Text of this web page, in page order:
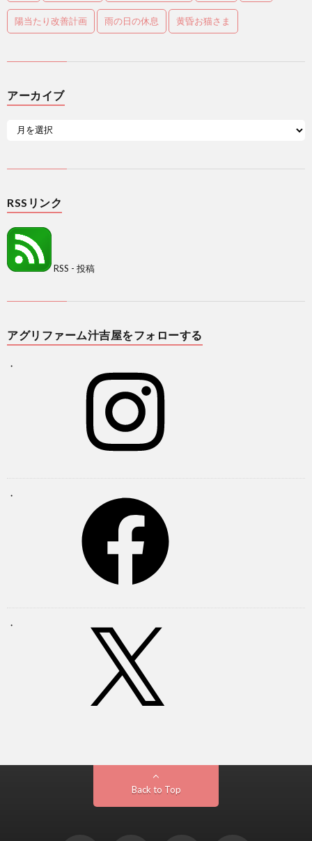
陽当たり改善計画 雨の日の休息 黄昏お猫さま
アーカイブ
RSSリンク
RSS - 投稿
アグリファーム汁吉屋をフォローする
Back to Top